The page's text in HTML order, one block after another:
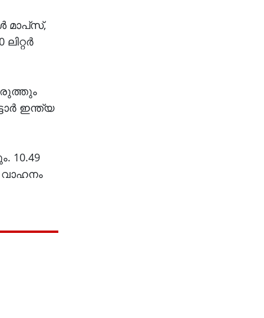
മാപ്‌സ്,
ഇന്ത്യ
10.49